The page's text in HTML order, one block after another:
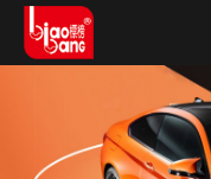
首